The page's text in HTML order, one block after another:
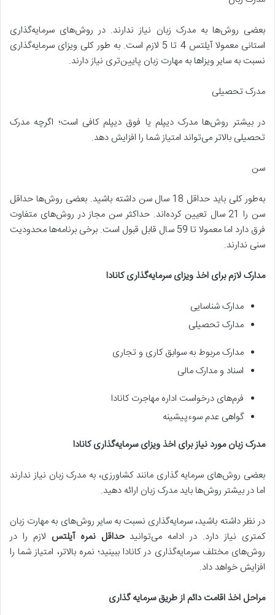
بعضی روش‌ها به مدرک زبان نیاز ندارند. در روش‌های سرمایه‌گذاری
استانی معمولا آیلتس 4 تا 5 لازم است. به طور کلی ویزای سرمایه‌گذاری
نسبت به سایر ویزاها به مهارت زبان پایین‌تری نیاز دارند.
مدرک تحصیلی
در بیشتر روش‌ها مدرک دیپلم یا فوق دیپلم کافی است؛ اگرچه مدرک
تحصیلی بالاتر می‌تواند امتیاز شما را افزایش دهد.
سن
به‌طور کلی باید حداقل 18 سال سن داشته باشید. بعضی روش‌ها حداقل
سن را 21 سال تعیین کرده‌اند. حداکثر سن مجاز در روش‌های متفاوت
فرق دارد اما معمولا تا 59 سال قابل قبول است. برخی برنامه‌ها محدودیت
سنی ندارند.
مدارک لازم برای اخذ ویزای سرمایه‌گذاری کانادا
مدارک شناسایی
مدارک تحصیلی
مدارک مربوط به سوابق کاری و تجاری
اسناد و مدارک مالی
فرم‌های درخواست اداره مهاجرت کانادا
گواهی عدم سوءپیشینه
مدرک زبان مورد نیاز برای اخذ ویزای سرمایه‌گذاری کانادا
بعضی روش‌های سرمایه گذاری مانند کشاورزی، به مدرک زبان نیاز ندارند
اما در بیشتر روش‌ها باید مدرک زبان ارائه دهید.
در نظر داشته باشید، سرمایه‌گذاری نسبت به سایر روش‌های به مهارت زبان
کمتری نیاز دارد. در ادامه می‌توانیدحداقل نمره آیلتس لازم را در
روش‌های مختلف سرمایه‌گذاری در کانادا ببینید؛ نمره بالاتر، امتیاز شما را
افزایش خواهد داد.
مراحل اخذ اقامت دائم از طریق سرمایه گذاری